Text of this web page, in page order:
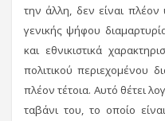
την άλλη, δεν είναι
γενικής ψήφου
και εθνικιστικά
πολιτικού περιεχομένου
πλέον τέτοια. Αυτό θέτει
ταβάνι του, το οποίο